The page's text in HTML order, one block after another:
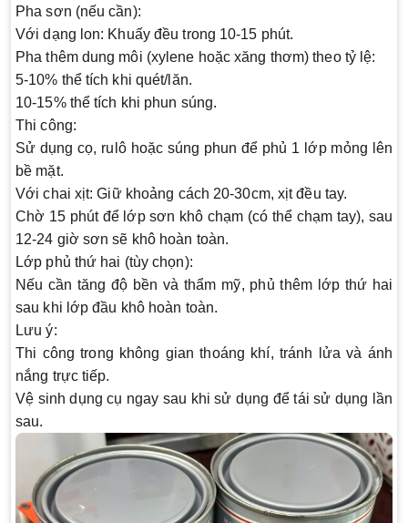
Pha sơn (nếu cần):
Với dạng lon: Khuấy đều trong 10-15 phút.
Pha thêm dung môi (xylene hoặc xăng thơm) theo tỷ lệ:
5-10% thể tích khi quét/lăn.
10-15% thể tích khi phun súng.
Thi công:
Sử dụng cọ, rulô hoặc súng phun để phủ 1 lớp mỏng lên
bề mặt.
Với chai xịt: Giữ khoảng cách 20-30cm, xịt đều tay.
Chờ 15 phút để lớp sơn khô chạm (có thể chạm tay), sau
12-24 giờ sơn sẽ khô hoàn toàn.
Lớp phủ thứ hai (tùy chọn):
Nếu cần tăng độ bền và thẩm mỹ, phủ thêm lớp thứ hai
sau khi lớp đầu khô hoàn toàn.
Lưu ý:
Thi công trong không gian thoáng khí, tránh lửa và ánh
nắng trực tiếp.
Vệ sinh dụng cụ ngay sau khi sử dụng để tái sử dụng lần
sau.